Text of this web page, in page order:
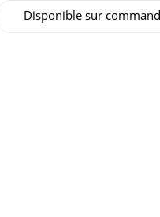
Disponible sur